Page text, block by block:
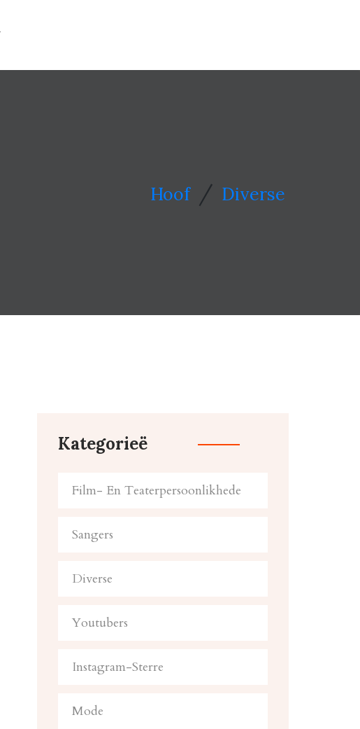
Hoof / Diverse
Kategorieë
Film- En Teaterpersoonlikhede
Sangers
Diverse
Youtubers
Instagram-Sterre
Mode